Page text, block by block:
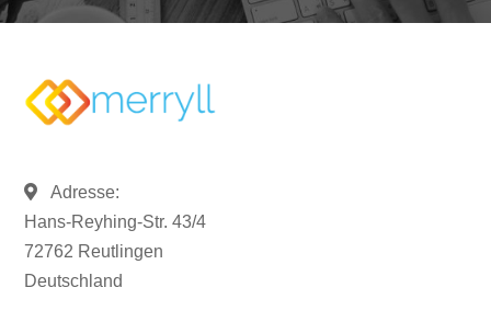
Adresse:
Hans-Reyhing-Str. 43/4
72762 Reutlingen
Deutschland